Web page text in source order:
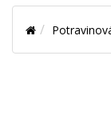
V
KATEGÓRIÁCH